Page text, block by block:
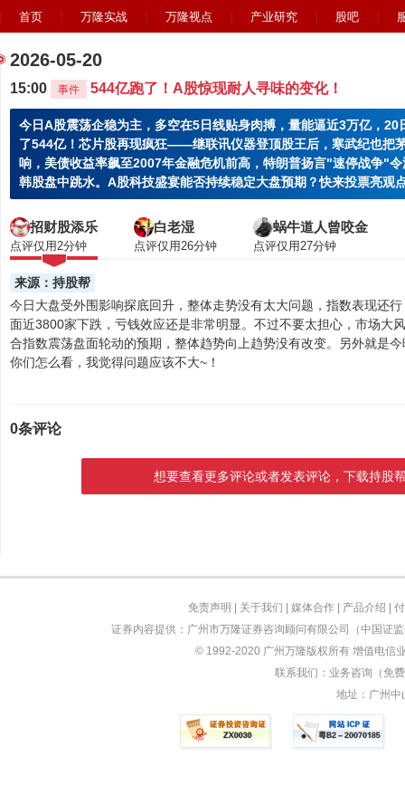
首页 万隆实战 万隆视点 产业研究 股吧
2026-05-20
15:00 事件 544亿跑了！A股惊现耐人寻味的变化！
今日A股震荡企稳为主，多空在5日线贴身肉搏，量能逼近3万亿，20
了544亿！芯片股再现疯狂——继联讯仪器登顶股王后，寒武纪也把
响，美债收益率飙至2007年金融危机前高，特朗普扬言"速停战争"
韩股盘中跳水。A股科技盛宴能否持续稳定大盘预期？快来投票亮观
招财股添乐
点评仅用2分钟
白老湿
点评仅用26分钟
蜗牛道人曾咬金
点评仅用27分钟
来源：持股帮
今日大盘受外围影响探底回升，整体走势没有太大问题，指数表现还
面近3800家下跌，亏钱效应还是非常明显。不过不要太担心，市场大
合指数震荡盘面轮动的预期，整体趋势向上趋势没有改变。另外就是
你们怎么看，我觉得问题应该不大~！
0条评论
想要查看更多评论或者发表评论，下载持股
免责声明 关于我们 媒体合作| 产品介绍
证券内容提供：广州市万隆证券咨询顾问有限公司（中国证
© 1992-2020 广州万隆版权所有 增值电信
联系我们：业务咨询（免
地址：广州中